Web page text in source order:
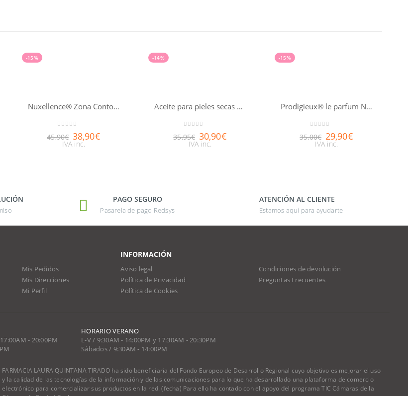
-15%
Nuxellence® Zona Contorno de Ojos 15ml
45,90€ 38,90€
IVA inc.
-14%
Aceite para pieles secas Huile prodigieuse® riche NUXE 100ml
35,95€ 30,90€
IVA inc.
-15%
Prodigieux® le parfum NUXE 30ml
35,00€ 29,90€
IVA inc.
PAGO SEGURO
Pasarela de pago Redsys
ATENCIÓN AL CLIENTE
Estamos aquí para ayudarte
Mis Pedidos
Mis Direcciones
Mi Perfil
INFORMACIÓN
Aviso legal
Política de Privacidad
Política de Cookies
Condiciones de devolución
Preguntas Frecuentes
- 20:00PM
HORARIO VERANO
L-V / 9:30AM - 14:00PM y 17:30AM - 20:30PM
Sábados / 9:30AM - 14:00PM
FARMACIA LAURA QUINTANA TIRADO ha sido beneficiaria del Fondo Europeo de Desarrollo Regional cuyo objetivo es mejorar el uso
y la calidad de las tecnologías de la información y de las comunicaciones para lo que ha desarrollado una plataforma de comercio
electrónico para comercializar sus productos en la red. (fecha) Para ello ha contado con el apoyo del programa TIC Cámaras de la